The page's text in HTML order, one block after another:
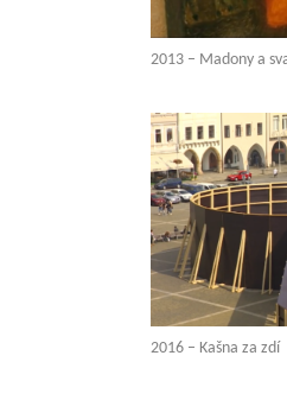
2013 – Madony a
2016 – Kašna za zdí